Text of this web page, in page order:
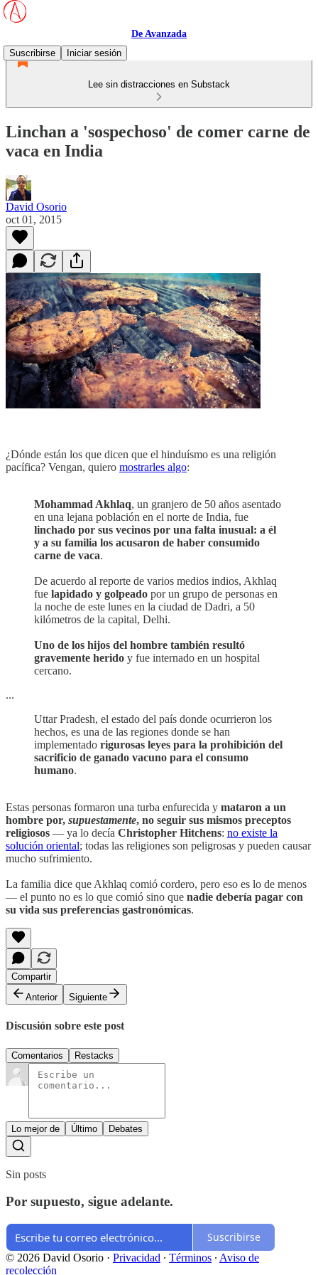
De Avanzada
Suscribirse
Iniciar sesión
Lee sin distracciones en Substack
Linchan a 'sospechoso' de comer carne de
vaca en India
David Osorio
oct 01, 2015
¿Dónde están los que dicen que el hinduísmo es una religión
pacífica? Vengan, quiero mostrarles algo:
Mohammad Akhlaq, un granjero de 50 años asentado
en una lejana población en el norte de India, fue
linchado por sus vecinos por una falta inusual: a él
y a su familia los acusaron de haber consumido
carne de vaca.
De acuerdo al reporte de varios medios indios, Akhlaq
fue lapidado y golpeado por un grupo de personas en
la noche de este lunes en la ciudad de Dadri, a 50
kilómetros de la capital, Delhi.
Uno de los hijos del hombre también resultó
gravemente herido y fue internado en un hospital
cercano.
...
Uttar Pradesh, el estado del país donde ocurrieron los
hechos, es una de las regiones donde se han
implementado rigurosas leyes para la prohibición del
sacrificio de ganado vacuno para el consumo
humano.
Estas personas formaron una turba enfurecida y mataron a un
hombre por, supuestamente, no seguir sus mismos preceptos
religiosos — ya lo decía Christopher Hitchens: no existe la
solución oriental; todas las religiones son peligrosas y pueden causar
mucho sufrimiento.
La familia dice que Akhlaq comió cordero, pero eso es lo de menos
— el punto no es lo que comió sino que nadie debería pagar con
su vida sus preferencias gastronómicas.
Compartir
Anterior
Siguiente
Discusión sobre este post
Comentarios Restacks
Lo mejor de Último Debates
Sin posts
Por supuesto, sigue adelante.
Suscribirse
© 2026 David Osorio · Privacidad ∙ Términos ∙ Aviso de
recolección